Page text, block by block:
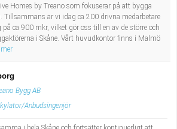
Homes by Treano som fokuserar på att bygga
Tillsammans är vi idag ca 200 drivna medarbetare
ca 900 mkr, vilket gör oss till en av de större och
i Skåne. Vårt huvudkontor finns i Malmö
Bygg AB
Anbudsingenjör